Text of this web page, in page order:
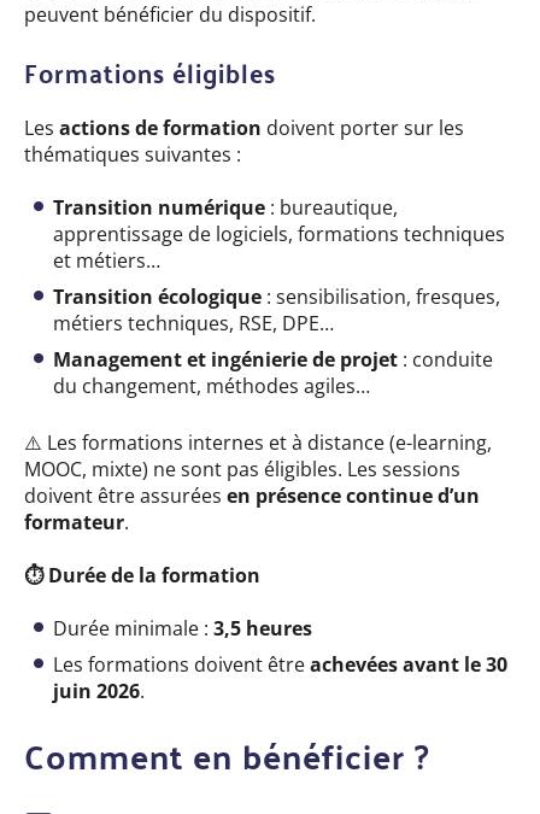
peuvent bénéficier du dispositif.
Formations éligibles
Les actions de formation doivent porter sur les
thématiques suivantes :
Transition numérique : bureautique,
apprentissage de logiciels, formations techniques
et métiers…
Transition écologique : sensibilisation, fresques,
métiers techniques, RSE, DPE…
Management et ingénierie de projet : conduite
du changement, méthodes agiles…
⚠️ Les formations internes et à distance (e-learning,
MOOC, mixte) ne sont pas éligibles. Les sessions
doivent être assurées en présence continue d’un
formateur.
⏱️ Durée de la formation
Durée minimale : 3,5 heures
Les formations doivent êtreachevées avant le 30
juin 2026.
Comment en bénéficier ?